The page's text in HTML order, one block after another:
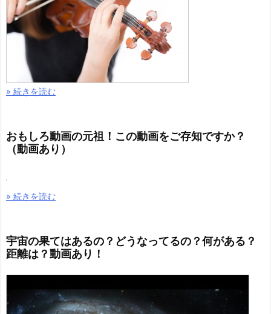
» 続きを読む
おもしろ動画の元祖！この動画をご存知ですか？
（動画あり）
» 続きを読む
宇宙の果てはあるの？どうなってるの？何がある？
距離は？動画あり！